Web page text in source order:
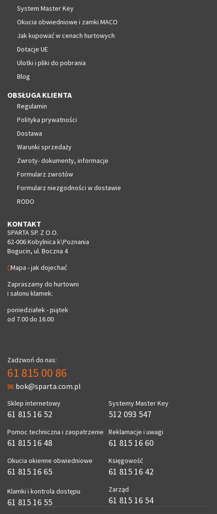
System Master Key
Okucia obwiedniowe i zamki MACO
Jak kupować w cenach hurtowych
Dotacje UE
Ulotki i pliki do pobrania
Blog
OBSŁUGA KLIENTA
Regulamin
Polityka prywatności
Dostawa
Warunki sprzedaży
Zwroty- dokumenty, informacje
Formularz zwrotów
Formularz niezgodności w dostawie
RODO
KONTAKT
SPARTA SP. Z O.O.
62-006 Kobylnica k\Poznania
Bogucin, ul. Boczna 4
Mapa - jak dojechać
Zapraszamy do hurtowni
i salonu klamek:
poniedziałek - piątek
od 7.00 do 16.00
Zadzwoń do nas:
61 815 00 86
bok@sparta.com.pl
Sklep internetowy
61 815 16 52
Pomoc techniczna i zaopatrzenie
61 815 16 48
Okucia okienne obwiedniowe
61 815 16 65
Klamki i kontrola dostępu
61 815 16 55
Systemy Master Key
512 093 547
Reklamacje i uwagi
61 815 16 60
Księgowość
61 815 16 42
Zarząd
61 815 16 54